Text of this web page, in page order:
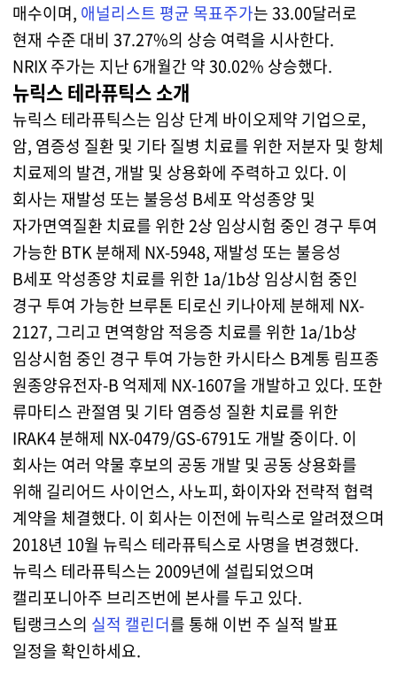
매수이며, 애널리스트 평균 목표주가는 33.00달러로
현재 수준 대비 37.27%의 상승 여력을 시사한다.
NRIX 주가는 지난 6개월간 약 30.02% 상승했다.
뉴릭스 테라퓨틱스 소개
뉴릭스 테라퓨틱스는 임상 단계 바이오제약 기업으로,
암, 염증성 질환 및 기타 질병 치료를 위한 저분자 및 항체
치료제의 발견, 개발 및 상용화에 주력하고 있다. 이
회사는 재발성 또는 불응성 B세포 악성종양 및
자가면역질환 치료를 위한 2상 임상시험 중인 경구 투여
가능한 BTK 분해제 NX-5948, 재발성 또는 불응성
B세포 악성종양 치료를 위한 1a/1b상 임상시험 중인
경구 투여 가능한 브루톤 티로신 키나아제 분해제 NX-
2127, 그리고 면역항암 적응증 치료를 위한 1a/1b상
임상시험 중인 경구 투여 가능한 카시타스 B계통 림프종
원종양유전자-B 억제제 NX-1607을 개발하고 있다. 또한
류마티스 관절염 및 기타 염증성 질환 치료를 위한
IRAK4 분해제 NX-0479/GS-6791도 개발 중이다. 이
회사는 여러 약물 후보의 공동 개발 및 공동 상용화를
위해 길리어드 사이언스, 사노피, 화이자와 전략적 협력
계약을 체결했다. 이 회사는 이전에 뉴릭스로 알려졌으며
2018년 10월 뉴릭스 테라퓨틱스로 사명을 변경했다.
뉴릭스 테라퓨틱스는 2009년에 설립되었으며
캘리포니아주 브리즈번에 본사를 두고 있다.
팁랭크스의 실적 캘린더를 통해 이번 주 실적 발표
일정을 확인하세요.